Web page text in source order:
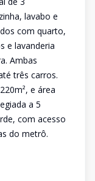
lavabo e
com quarto,
e lavanderia
Ambas
três carros.
e área
a 5
com acesso
do metrô.